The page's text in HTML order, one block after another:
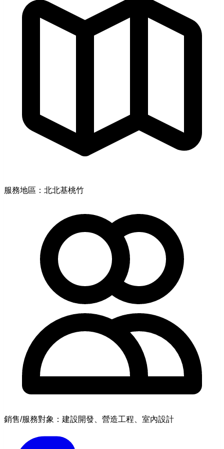
服務地區：北北基桃竹
銷售/服務對象：建設開發、營造工程、室內設計